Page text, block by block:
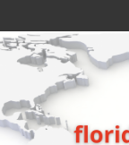
al
contenido